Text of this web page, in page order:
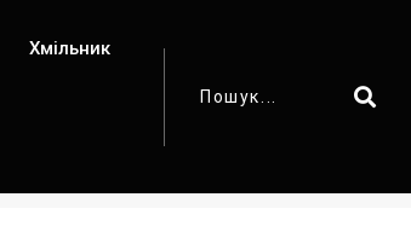
Хмільник